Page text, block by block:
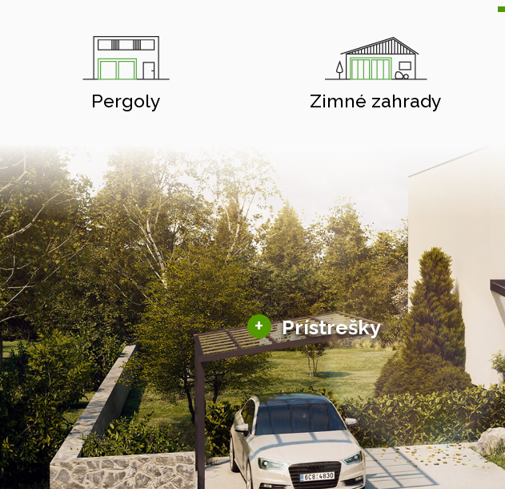
Pergoly Zimné zahrady
+ Prístrešky
Hliníkové prístrešky
Solárne prístrešky pre auto